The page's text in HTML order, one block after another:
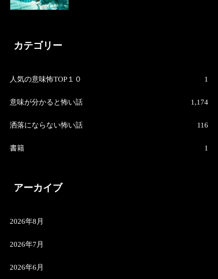
カテゴリー
人気の意味怖TOP１０ 1
意味が分かると怖い話 1,174
洒落にならない怖い話 116
書籍 1
アーカイブ
2026年8月
2026年7月
2026年6月